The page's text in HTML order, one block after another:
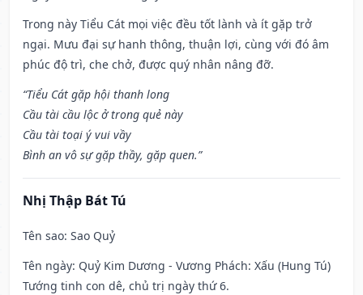
Trong này Tiểu Cát mọi việc đều tốt lành và ít gặp trở
ngại. Mưu đại sự hanh thông, thuận lợi, cùng với đó âm
phúc độ trì, che chở, được quý nhân nâng đỡ.
“Tiểu Cát gặp hội thanh long
Cầu tài cầu lộc ở trong quẻ này
Cầu tài toại ý vui vầy
Bình an vô sự gặp thầy, gặp quen.”
Nhị Thập Bát Tú
Tên sao: Sao Quỷ
Tên ngày: Quỷ Kim Dương - Vương Phách: Xấu (Hung Tú)
Tướng tinh con dê, chủ trị ngày thứ 6.